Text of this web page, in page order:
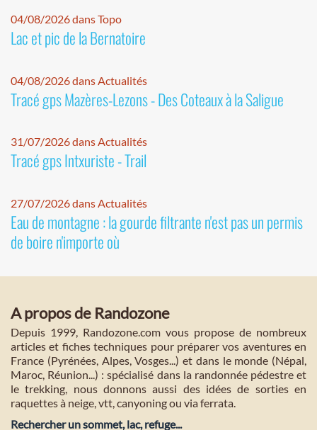
04/08/2026 dans Topo
Lac et pic de la Bernatoire
04/08/2026 dans Actualités
Tracé gps Mazères-Lezons - Des Coteaux à la Saligue
31/07/2026 dans Actualités
Tracé gps Intxuriste - Trail
27/07/2026 dans Actualités
Eau de montagne : la gourde filtrante n'est pas un permis
de boire n'importe où
A propos de Randozone
Depuis 1999, Randozone.com vous propose de nombreux
articles et fiches techniques pour préparer vos aventures en
France (Pyrénées, Alpes, Vosges...) et dans le monde (Népal,
Maroc, Réunion...) : spécialisé dans la randonnée pédestre et
le trekking, nous donnons aussi des idées de sorties en
raquettes à neige, vtt, canyoning ou via ferrata.
Rechercher un sommet, lac, refuge...